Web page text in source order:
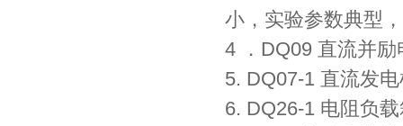
小，实验参数典型
4 ．DQ09 直流并励
5. DQ07-1 直流发
6. DQ26-1 电阻负